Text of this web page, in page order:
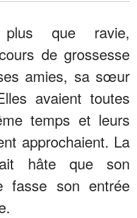
plus que ravie,
de grossesse
amies, sa sœur
avaient toutes
temps et leurs
approchaient. La
hâte que son
fasse son entrée